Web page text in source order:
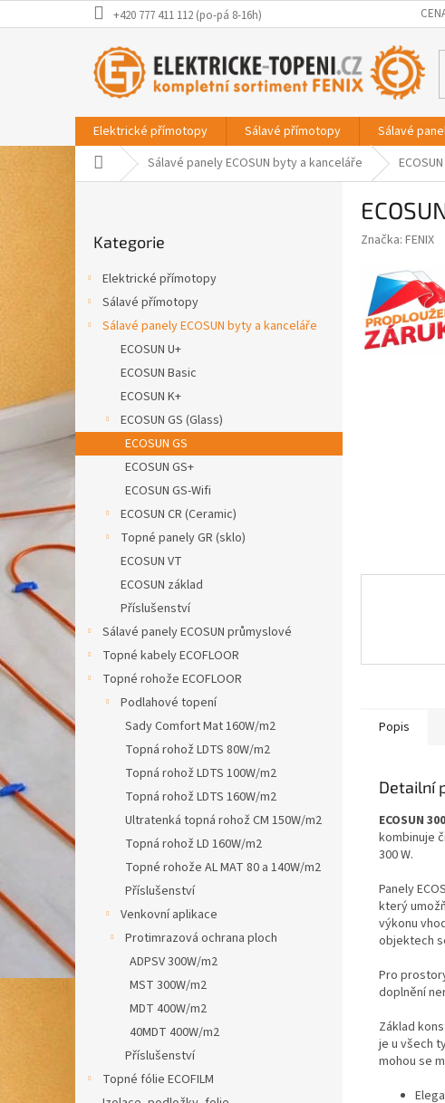
na
+420 777 411 112 (po-pá 8-16h)
Elektrické přímotopy Sálavé přímotopy Sálavé
Domů Sálavé panely ECOSUN byty a kanceláře
a
e
l
kategorie
Kategorie
Elektrické přímotopy
Sálavé přímotopy
Sálavé panely ECOSUN byty a kanceláře
ECOSUN U+
ECOSUN Basic
ECOSUN K+
ECOSUN GS (Glass)
ECOSUN GS
ECOSUN GS+
ECOSUN GS-Wifi
ECOSUN CR (Ceramic)
Topné panely GR (sklo)
ECOSUN VT
ECOSUN základ
Příslušenství
Sálavé panely ECOSUN průmyslové
Topné kabely ECOFLOOR
Topné rohože ECOFLOOR
Podlahové topení
Sady Comfort Mat 160W/m2
Topná rohož LDTS 80W/m2
Topná rohož LDTS 100W/m2
Topná rohož LDTS 160W/m2
Ultratenká topná rohož CM 150W/m2
Topná rohož LD 160W/m2
Topné rohože AL MAT 80 a 140W/m2
Příslušenství
Venkovní aplikace
Protimrazová ochrana ploch
ADPSV 300W/m2
MST 300W/m2
MDT 400W/m2
40MDT 400W/m2
Příslušenství
Topné fólie ECOFILM
Značka: FENIX
Popis
Detailní
ECOSUN
kombinuje
300 W.
Panely
který
výkonu
objektech
Pro
doplnění
Základ
je u všech
mohou se